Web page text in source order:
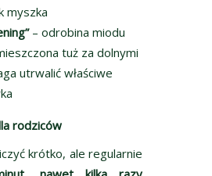
myszka
– odrobina miodu
tuż za dolnymi
utrwalić właściwe
rodziców
krótko, ale regularnie